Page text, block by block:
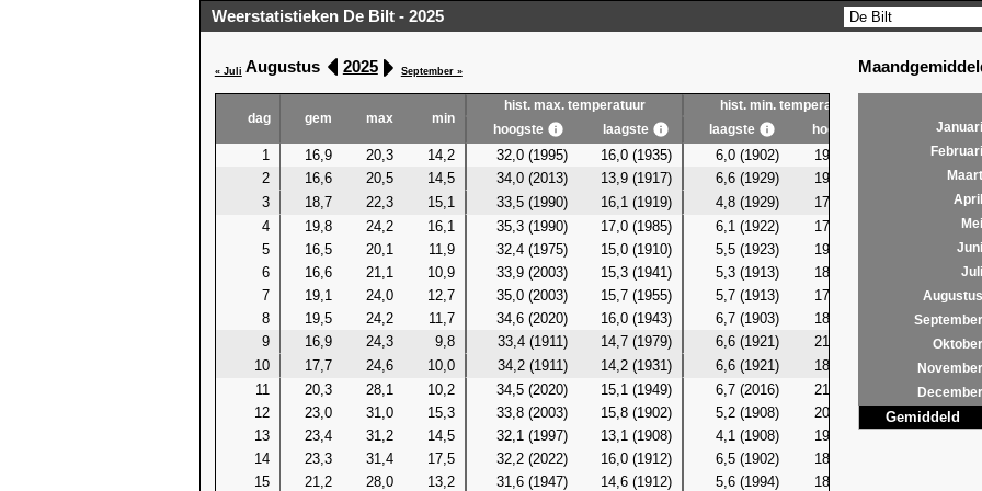
Weerstatistieken De Bilt - 2025
« Juli Augustus 2025 September »
dag gem max min
hist. max. temperatuur hist. min. temperatuur
hist.
hoogste
laagste laagste hoogste laagste
1 16,9 20,3 14,2 32,0 (1995) 16,0 (1935) 6,0 (1902) 19,4 (2013) 12,6
2
16,6 20,5 14,5 34,0 (2013) 13,9 (1917) 6,6 (1929) 19,6 (2013) 12,2
3
18,7 22,3 15,1 33,5 (1990) 16,1 (1919) 4,8 (1929) 17,7 (1982) 12,6
4
19,8 24,2 16,1 35,3 (1990) 17,0 (1985) 6,1 (1922) 17,9 12,7
5
16,5 20,1 11,9 32,4 (1975) 15,0 (1910) 5,5 (1923) 19,8 (1975) 12,1
6
16,6 21,1 10,9 33,9 (2003) 15,3 (1941) 5,3 (1913) 18,5 (1938) 11,3
7
19,1 24,0 12,7 35,0 (2003) 15,7 (1955) 5,7 (1913) 17,8 (1981) 11,5
8
19,5 24,2 11,7 34,6 (2020) 16,0 (1943) 6,7 (1903) 18,9 (1975) 12,6
9
16,9 24,3 9,8 33,4 (1911) 14,7 (1979) 6,6 (1921) 21,5 (2020) 13,1
10
17,7 24,6 10,0 34,2 (1911) 14,2 (1931) 6,6 (1921) 18,8 (2020) 11,7
11
20,3 28,1 10,2 34,5 (2020) 15,1 (1949) 6,7 (2016) 21,3 (2020) 11,3
12
23,0 31,0 15,3 33,8 (2003) 15,8 (1902) 5,2 (1908) 20,4 (2020) 10,9
13
23,4 31,2 14,5 32,1 (1997) 13,1 (1908) 4,1 (1908) 19,4 (2024)
14
23,3 31,4 17,5 32,2 (2022) 16,0 (1912) 6,5 (1902) 18,4 (2020)
15
21,2 28,0 13,2 31,6 (1947) 14,6 (1912) 5,6 (1994) 18,6 (2020)
Januari
Februari
Maart
April
Mei
Juni
Juli
Augustus
September
Oktober
November
December
Gemiddeld